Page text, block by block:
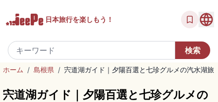
日本旅行を楽しもう！
ホーム / 島根県 / 宍道湖ガイド｜夕陽百選と七珍グルメの汽水湖旅
宍道湖ガイド｜夕陽百選と七珍グルメの